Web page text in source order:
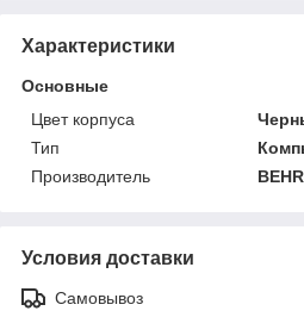
Характеристики
Основные
Цвет корпуса
Тип
Производитель
Условия доставки
Самовывоз